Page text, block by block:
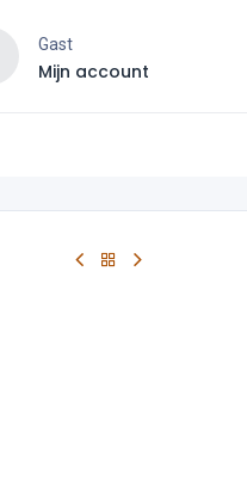
Gast
Mijn account